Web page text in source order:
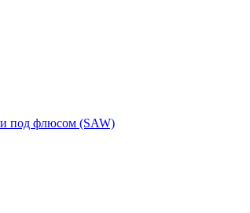
под флюсом (SAW)